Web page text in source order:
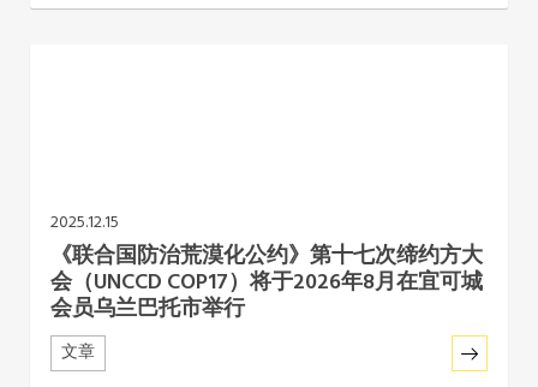
2025.12.15
《联合国防治荒漠化公约》第十七次缔约方大
会（UNCCD COP17）将于2026年8月在宜可城
会员乌兰巴托市举行
文章